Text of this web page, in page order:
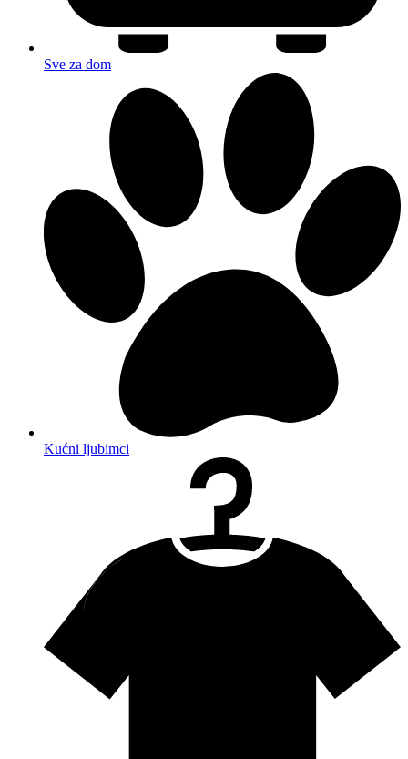
Sve za dom
Kućni ljubimci